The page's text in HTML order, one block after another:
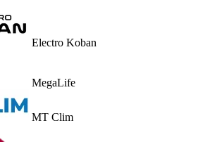
Electro Koban
MegaLife
MT Clim